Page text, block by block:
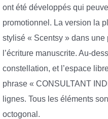
ont été développés qui
promotionnel. La version la
stylisé « Scentsy » dans
l’écriture manuscrite. Au-
constellation, et l’espace
phrase « CONSULTANT
lignes. Tous les éléments
octogonal.